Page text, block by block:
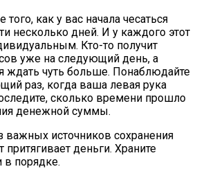
как у вас начала чесаться
несколько дней. И у каждого этот
Кто-то получит
уже на следующий день, а
ждать чуть больше. Понаблюдайте
раз, когда ваша левая рука
сколько времени прошло
денежной суммы.
важных источников сохранения
деньги. Храните
в порядке.